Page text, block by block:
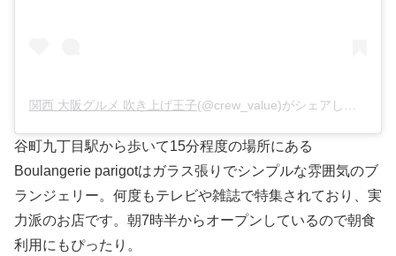
関西 大阪グルメ 吹き上げ王子(@crew_value)がシェアした投稿 –
谷町九丁目駅から歩いて15分程度の場所にある
Boulangerie parigotはガラス張りでシンプルな雰囲気のブ
ランジェリー。何度もテレビや雑誌で特集されており、実
力派のお店です。朝7時半からオープンしているので朝食
利用にもぴったり。